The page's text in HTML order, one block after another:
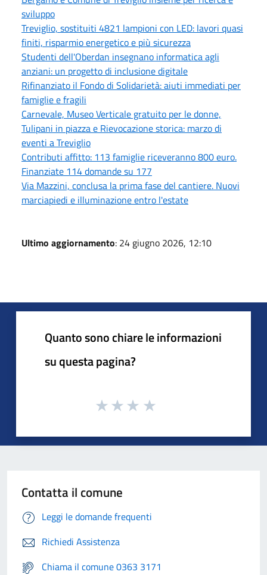
sviluppo
Treviglio, sostituiti 4821 lampioni con LED: lavori quasi
finiti, risparmio energetico e più sicurezza
Studenti dell'Oberdan insegnano informatica agli
anziani: un progetto di inclusione digitale
Rifinanziato il Fondo di Solidarietà: aiuti immediati per
famiglie e fragili
Carnevale, Museo Verticale gratuito per le donne,
Tulipani in piazza e Rievocazione storica: marzo di
eventi a Treviglio
Contributi affitto: 113 famiglie riceveranno 800 euro.
Finanziate 114 domande su 177
Via Mazzini, conclusa la prima fase del cantiere. Nuovi
marciapiedi e illuminazione entro l'estate
Ultimo aggiornamento: 24 giugno 2026, 12:10
Quanto sono chiare le informazioni
su questa pagina?
Contatta il comune
Leggi le domande frequenti
Richiedi Assistenza
Chiama il comune 0363 3171